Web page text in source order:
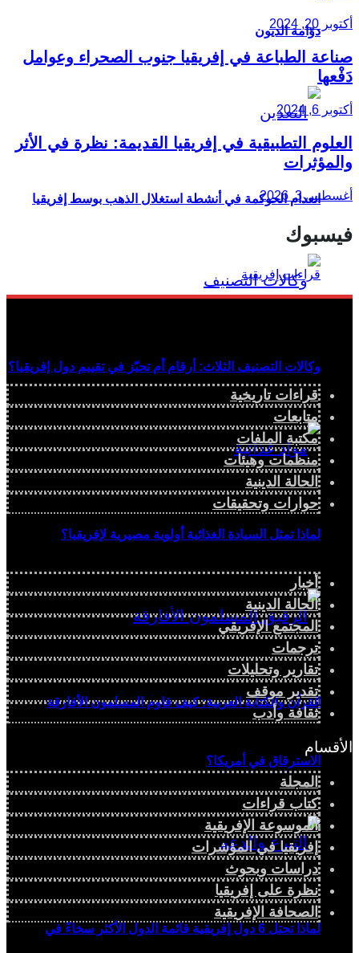
دوّامة الديون
انعدام الحوكمة في أنشطة استغلال الذهب بوسط إفريقيا
وكالات التصنيف الثلاث: أرقام أم تحيّز في تقييم دول إفريقيا؟
لماذا تمثل السيادة الغذائية أولوية مصيرية لإفريقيا؟
القرآن والكتابة العربية: كيف قاوم المسلمون الأفارقة
الاسترقاق في أمريكا؟
لماذا تحتل 6 دول إفريقية قائمة الدول الأكثر سخاءً في
أكتوبر 20, 2024
صناعة الطباعة في إفريقيا جنوب الصحراء وعوامل
دَفْعها
أكتوبر 6, 2024
العلوم التطبيقية في إفريقيا القديمة: نظرة في الأثر
والمؤثرات
أغسطس 3, 2026
فيسبوك
قراءات تاريخية
متابعات
مكتبة الملفات
منظمات وهيئات
الحالة الدينية
حوارات وتحقيقات
أخبار
الحالة الدينية
المجتمع الإفريقي
ترجمات
تقارير وتحليلات
تقدير موقف
ثقافة وأدب
الأقسام
المجلة
كتاب قراءات
الموسوعة الإفريقية
إفريقيا في المؤشرات
دراسات وبحوث
نظرة على إفريقيا
الصحافة الإفريقية